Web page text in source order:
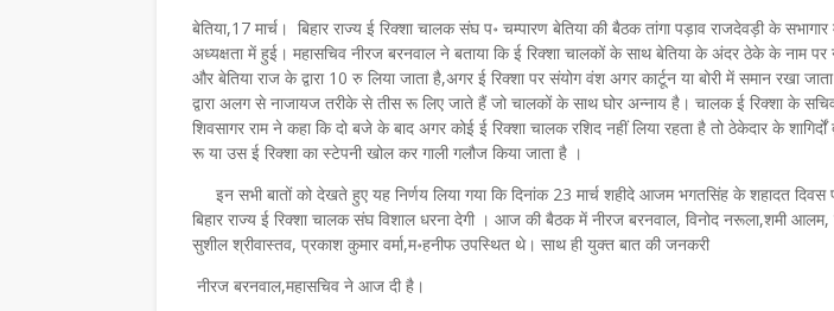
बेतिया,17 मार्च। बिहार राज्य ई रिक्शा चालक संघ प॰ चम्पारण बेतिया की बैठक तांगा पड़ाव राजदेवड़ी के
अध्यक्षता में हुई। महासचिव नीरज बरनवाल ने बताया कि ई रिक्शा चालकों के साथ बेतिया के अंदर ठेके के नाम पर
और बेतिया राज के द्वारा 10 रु लिया जाता है,अगर ई रिक्शा पर संयोग वंश अगर कार्टून या बोरी में समान रखा जाता
द्वारा अलग से नाजायज तरीके से तीस रू लिए जाते हैं जो चालकों के साथ घोर अन्नाय है। चालक ई रिक्शा के
शिवसागर राम ने कहा कि दो बजे के बाद अगर कोई ई रिक्शा चालक रशिद नहीं लिया रहता है तो ठेकेदार के शागिर्दों
रू या उस ई रिक्शा का स्टेपनी खोल कर गाली गलौज किया जाता है ।
इन सभी बातों को देखते हुए यह निर्णय लिया गया कि दिनांक 23 मार्च शहीदे आजम भगतसिंह के शहादत दिवस
बिहार राज्य ई रिक्शा चालक संघ विशाल धरना देगी । आज की बैठक में नीरज बरनवाल, विनोद नरूला,शमी आलम,
सुशील श्रीवास्तव, प्रकाश कुमार वर्मा,म॰हनीफ उपस्थित थे। साथ ही युक्त बात की जनकरी
नीरज बरनवाल,महासचिव ने आज दी है।